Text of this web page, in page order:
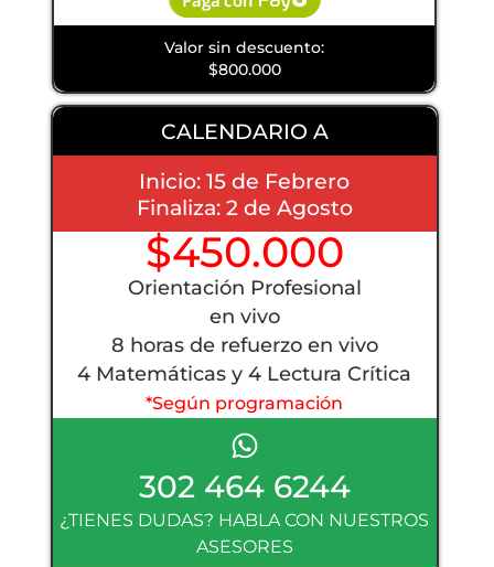
Valor sin descuento:
$800.000
CALENDARIO A
Inicio: 15 de Febrero
Finaliza: 2 de Agosto
$450.000
Orientación Profesional
en vivo
8 horas de refuerzo en vivo
4 Matemáticas y 4 Lectura Crítica
*Según programación
302 464 6244
¿TIENES DUDAS? HABLA CON NUESTROS
ASESORES